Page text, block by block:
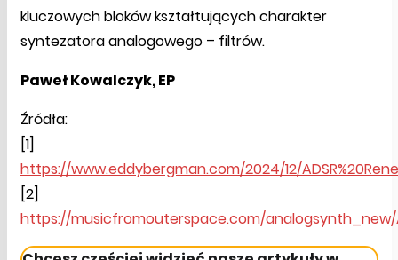
kluczowych bloków kształtujących charakter
syntezatora analogowego – filtrów.
Paweł Kowalczyk, EP
Źródła:
[1]
https://www.eddybergman.com/2024/12/
[2]
https://musicfromouterspace.com/analogsynth_new/